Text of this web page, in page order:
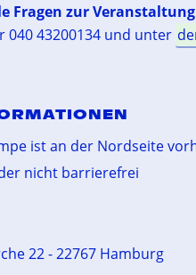
Fragen zur
43200134 und unter
ist an der Nordseite
nicht barrierefrei
22 - 22767 Hamburg